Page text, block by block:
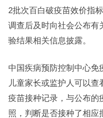
2批次百白破疫苗效价指
调查后及时向社会公布有
验结果相关信息披露。
中国疾病预防控制中心免
儿童家长或监护人可以
疫苗接种记录，与公布的
照，判断是否接种了相应